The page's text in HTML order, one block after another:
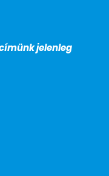
jelenleg